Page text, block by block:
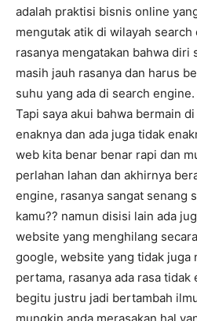
adalah praktisi bisnis online
mengutak atik di wilayah
rasanya mengatakan bahwa diri
masih jauh rasanya dan harus
suhu yang ada di search engine.
Tapi saya akui bahwa bermain
enaknya dan ada juga tidak
web kita benar benar rapi dan
perlahan lahan dan akhirnya
engine, rasanya sangat senang
kamu?? namun disisi lain ada
website yang menghilang
google, website yang tidak juga
pertama, rasanya ada rasa tidak
begitu justru jadi bertambah